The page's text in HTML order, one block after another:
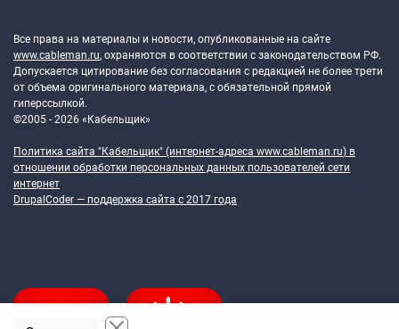
Все права на материалы и новости, опубликованные на сайте
www.cableman.ru, охраняются в соответствии с законодательством РФ.
Допускается цитирование без согласования с редакцией не более трети
от объема оригинального материала, с обязательной прямой
гиперссылкой.
©2005 - 2026 «Кабельщик»
Политика сайта "Кабельщик" (интернет-адреса www.cableman.ru) в
отношении обработки персональных данных пользователей сети
интернет
DrupalCoder — поддержка сайта c 2017 года